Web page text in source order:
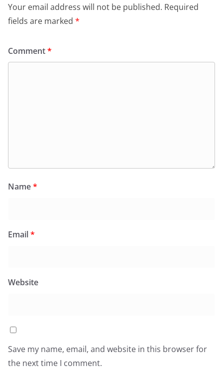
Your email address will not be published. Required
fields are marked *
Comment*
Name*
Email*
Website
Save my name, email, and website in this browser for
the next time I comment.